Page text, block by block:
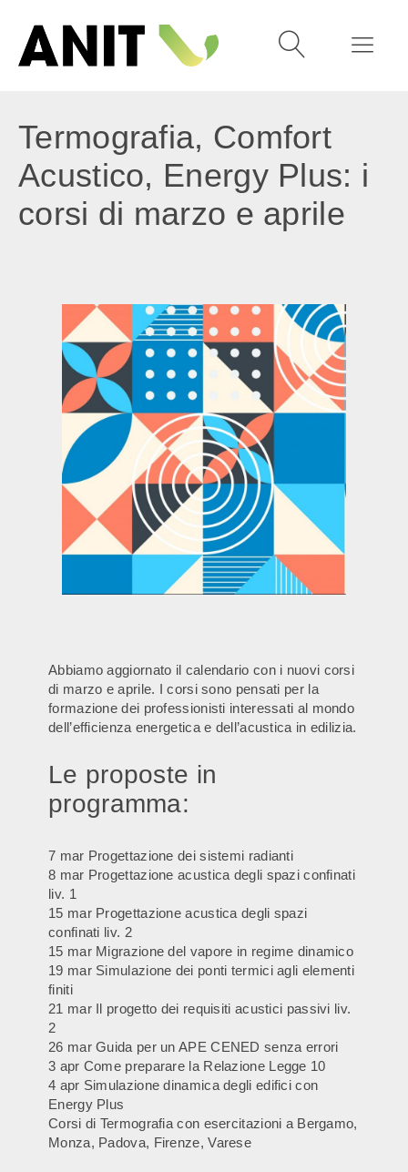
Termografia, Comfort
Acustico, Energy Plus: i
corsi di marzo e aprile
Abbiamo aggiornato il calendario con i nuovi corsi
di marzo e aprile. I corsi sono pensati per la
formazione dei professionisti interessati al mondo
dell’efficienza energetica e dell’acustica in edilizia.
Le proposte in
programma:
7 mar Progettazione dei sistemi radianti
8 mar Progettazione acustica degli spazi confinati
liv. 1
15 mar Progettazione acustica degli spazi
confinati liv. 2
15 mar Migrazione del vapore in regime dinamico
19 mar Simulazione dei ponti termici agli elementi
finiti
21 mar Il progetto dei requisiti acustici passivi liv.
2
26 mar Guida per un APE CENED senza errori
3 apr Come preparare la Relazione Legge 10
4 apr Simulazione dinamica degli edifici con
Energy Plus
Corsi di Termografia con esercitazioni a Bergamo,
Monza, Padova, Firenze, Varese